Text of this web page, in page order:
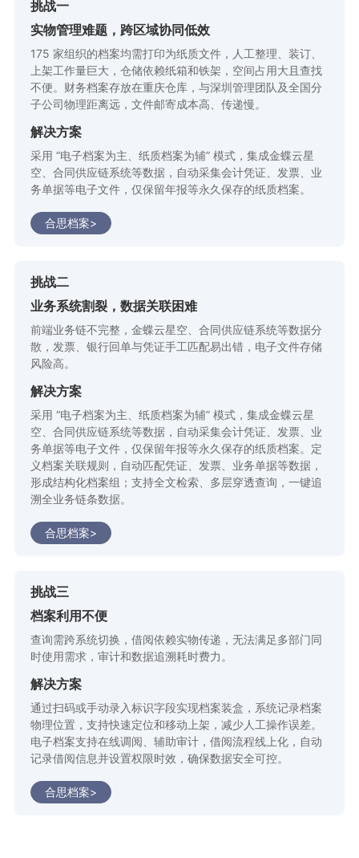
挑战一
实物管理难题，跨区域协同低效
175 家组织的档案均需打印为纸质文件，人工整理、装订、
上架工作量巨大，仓储依赖纸箱和铁架，空间占用大且查找
不便。财务档案存放在重庆仓库，与深圳管理团队及全国分
子公司物理距离远，文件邮寄成本高、传递慢。
解决方案
采用 “电子档案为主、纸质档案为辅” 模式，集成金蝶云星
空、合同供应链系统等数据，自动采集会计凭证、发票、业
务单据等电子文件，仅保留年报等永久保存的纸质档案。
合思档案>
挑战二
业务系统割裂，数据关联困难
前端业务链不完整，金蝶云星空、合同供应链系统等数据分
散，发票、银行回单与凭证手工匹配易出错，电子文件存储
风险高。
解决方案
采用 “电子档案为主、纸质档案为辅” 模式，集成金蝶云星
空、合同供应链系统等数据，自动采集会计凭证、发票、业
务单据等电子文件，仅保留年报等永久保存的纸质档案。定
义档案关联规则，自动匹配凭证、发票、业务单据等数据，
形成结构化档案组；支持全文检索、多层穿透查询，一键追
溯全业务链条数据。
合思档案>
挑战三
档案利用不便
查询需跨系统切换，借阅依赖实物传递，无法满足多部门同
时使用需求，审计和数据追溯耗时费力。
解决方案
通过扫码或手动录入标识字段实现档案装盒，系统记录档案
物理位置，支持快速定位和移动上架，减少人工操作误差。
电子档案支持在线调阅、辅助审计，借阅流程线上化，自动
记录借阅信息并设置权限时效，确保数据安全可控。
合思档案>